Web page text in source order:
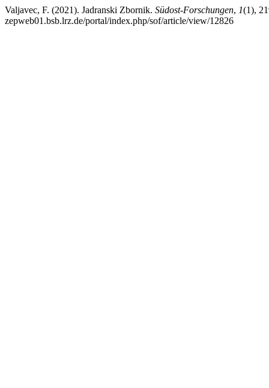
Valjavec, F. (2021). Jadranski Zbornik. Südost-Forschungen, 1(1),
zepweb01.bsb.lrz.de/portal/index.php/sof/article/view/12826